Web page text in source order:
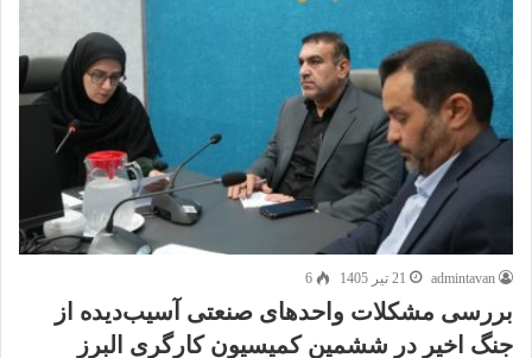
admintavan 21 تیر 1405 6
بررسی مشکلات واحدهای صنعتی آسیب‌دیده از
جنگ اخیر در ششمین کمیسیون کارگری البرز